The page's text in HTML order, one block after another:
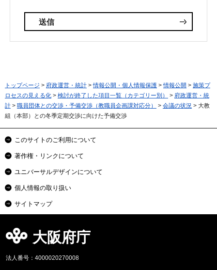
トップページ > 府政運営・統計 >情報公開・個人情報保護 >情報公開 > 施策プ
ロセスの見える化 > 検討が終了した項目一覧（カテゴリー別） > 府政運営・統
計 > 職員団体との交渉・予備交渉（教職員企画課対応分） > 会議の状況 > 大教
組（本部）との冬季定期交渉に向けた予備交渉
このサイトのご利用について
著作権・リンクについて
ユニバーサルデザインについて
個人情報の取り扱い
サイトマップ
大阪府庁
法人番号：4000020270008